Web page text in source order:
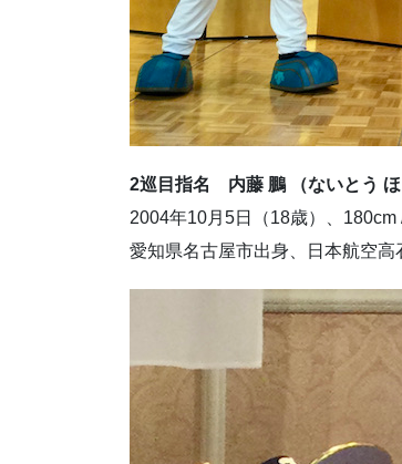
2巡目指名 内藤 鵬 （ないとう
2004年10月5日（18歳）、
愛知県名古屋市出身、
日本航空高